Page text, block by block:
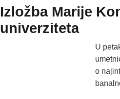
Izložba Marije
univerziteta
U
o